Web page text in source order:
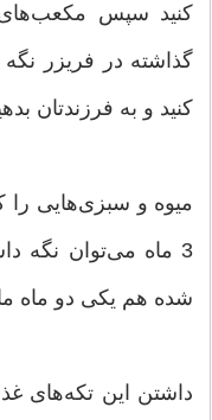
کنید سپس
گذاشته در فریزر
کنید و به فرزندتان
میوه و سبزی‌هایی
3 ماه می‌توان
شده هم یكی دو ماه
داشتن این تکه‌های